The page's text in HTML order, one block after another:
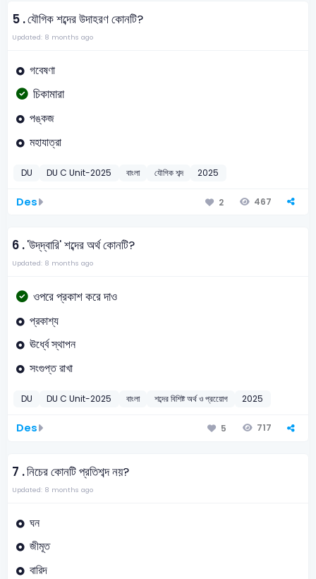
5 .যৌগিক শব্দের উদাহরণ কোনটি?
Updated: 8 months ago
গবেষণা
চিকামারা
পঙ্কজ
মহাযাত্রা
DU DU C Unit-2025 বাংলা যৌগিক শব্দ 2025
Des 2 467
6 .'উদ্‌দ্বারি' শব্দের অর্থ কোনটি?
Updated: 8 months ago
ওপরে প্রকাশ করে দাও
প্রকাশ্য
ঊর্ধ্বে স্থাপন
সংগুপ্ত রাখা
DU DU C Unit-2025 বাংলা শব্দের বিশিষ্ট অর্থ ও প্রয়োেগ 2025
Des 5 717
7 .নিচের কোনটি প্রতিশব্দ নয়?
Updated: 8 months ago
ঘন
জীমূত
বারিদ